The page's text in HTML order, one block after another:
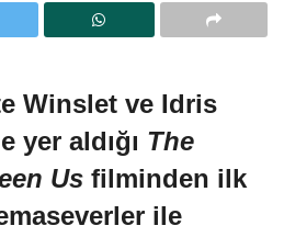
Winslet ve Idris
yer aldığı The
Us filminden ilk
ile